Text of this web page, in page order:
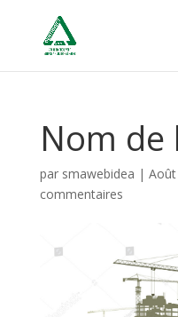
Nom de
par smawebidea |
commentaires